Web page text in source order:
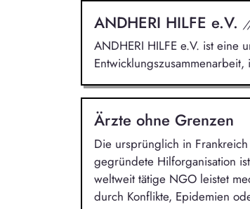
ANDHERI HILFE e.V.
ANDHERI HILFE e.V. ist eine
Ärzte ohne Grenzen
Die ursprünglich in
gegründete Hilforganisation
weltweit tätige NGO leistet
durch Konflikte, Epidemien